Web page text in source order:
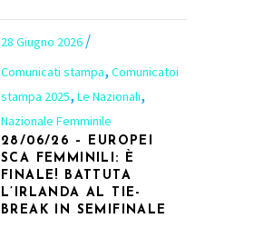
28 Giugno 2026
Comunicati stampa, Comunicatoi
stampa 2025, Le Nazionali,
Nazionale Femminile
28/06/26 – EUROPEI
SCA FEMMINILI: È
FINALE! BATTUTA
L’IRLANDA AL TIE-
BREAK IN SEMIFINALE